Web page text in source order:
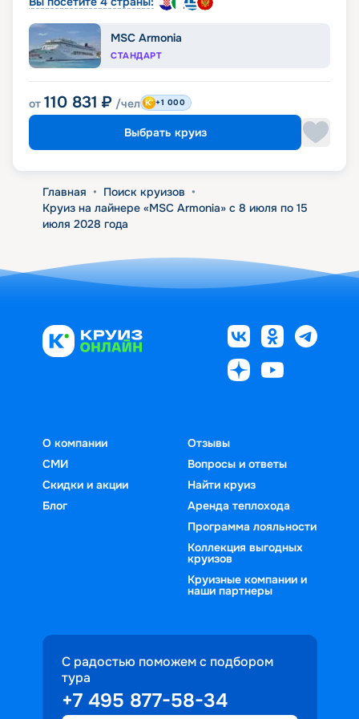
MSC Armonia
СТАНДАРТ
от 110 831 ₽ /чел +1 000
Выбрать круиз
Главная • Поиск круизов •
Круиз на лайнере «MSC Armonia» с 8 июля по 15
июля 2028 года
О компании
СМИ
Скидки и акции
Блог
Отзывы
Вопросы и ответы
Найти круиз
Аренда теплохода
Программа лояльности
Коллекция выгодных
круизов
Круизные компании и
наши партнеры
С радостью поможем с подбором
тура
+7 495 877-58-34